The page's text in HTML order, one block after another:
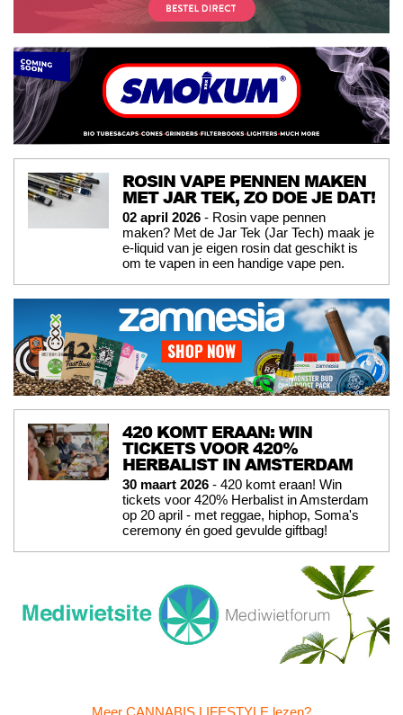
ROSIN VAPE PENNEN MAKEN
MET JAR TEK, ZO DOE JE DAT!
02 april 2026 - Rosin vape pennen
maken? Met de Jar Tek (Jar Tech) maak je
e-liquid van je eigen rosin dat geschikt is
om te vapen in een handige vape pen.
420 KOMT ERAAN: WIN
TICKETS VOOR 420%
HERBALIST IN AMSTERDAM
30 maart 2026 - 420 komt eraan! Win
tickets voor 420% Herbalist in Amsterdam
op 20 april - met reggae, hiphop, Soma's
ceremony én goed gevulde giftbag!